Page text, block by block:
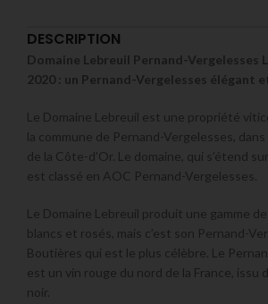
DESCRIPTION
Domaine Lebreuil Pernand-Vergelesses
2020 : un Pernand-Vergelesses élégant
Le Domaine Lebreuil est une propriété
la commune de Pernand-Vergelesses,
de la Côte-d’Or. Le domaine, qui s’étend
est classé en AOC Pernand-Vergelesses.
Le Domaine Lebreuil produit une gamme
blancs et rosés, mais c’est son Pernand-
Boutières qui est le plus célèbre. Le
est un vin rouge du nord de la France, issu
noir.